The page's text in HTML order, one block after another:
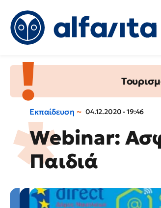
Εκπαίδευση 04.12.2020 - 19:46
Webinar:
Παιδιά